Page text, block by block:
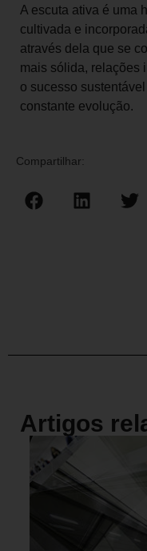
A escuta ativa é uma
cultivada e
através dela que se
mais sólida, relações
o sucesso
constante evolução.
Compartilhar:
Artigos